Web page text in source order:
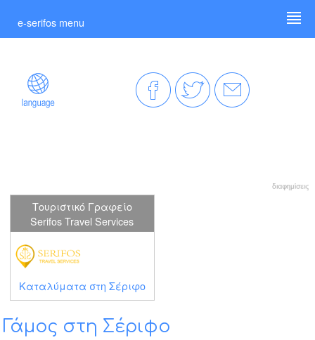
e-serifos menu
Τουριστικό Γραφείο
Serifos Travel Services
Καταλύματα στη Σέριφο
Γάμος στη Σέριφο